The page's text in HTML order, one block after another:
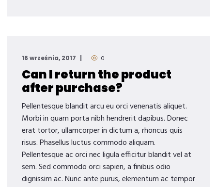
16 września, 2017 0
Can I return the product
after purchase?
Pellentesque blandit arcu eu orci venenatis aliquet.
Morbi in quam porta nibh hendrerit dapibus. Donec
erat tortor, ullamcorper in dictum a, rhoncus quis
risus. Phasellus luctus commodo aliquam.
Pellentesque ac orci nec ligula efficitur blandit vel at
sem. Sed commodo orci sapien, a finibus odio
dignissim ac. Nunc ante purus, elementum ac tempor